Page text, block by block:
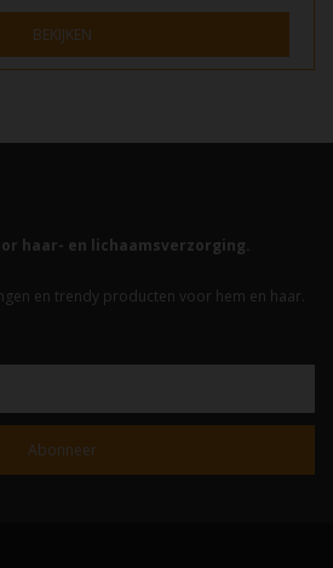
BEKIJKEN
haar- en lichaamsverzorging.
en trendy producten voor hem en haar.
Abonneer